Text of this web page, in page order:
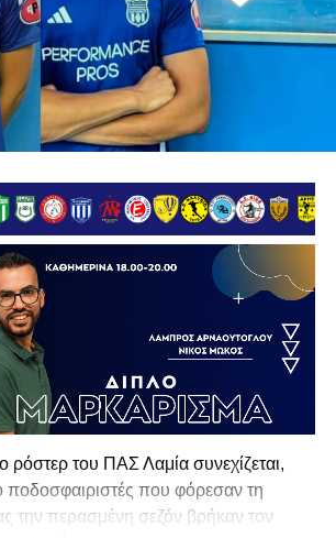
ρόστερ του ΠΑΣ Λαμία συνεχίζεται,
που φόρεσαν τη
την περασμένη σεζόν βρήκαν τον